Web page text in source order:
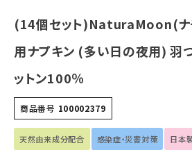
フェムケア
インナー・下着・ナイトウェア
キッズ・ベビー・マタニティ
(14個セット)NaturaMoon(ナ
用ナプキン (多い日の夜用) 羽
ットン100％
商品番号 100002379
天然由来成分配合 感染症・災害対策 日本